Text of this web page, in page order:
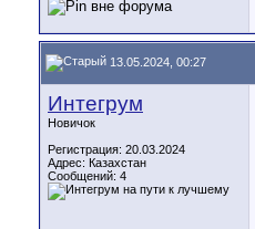
13.05.2024, 00:27
Интегрум
Новичок
Регистрация: 20.03.2024
Адрес: Казахстан
Сообщений: 4